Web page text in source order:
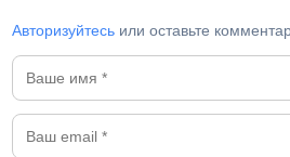
Авторизуйтесь или оставьте